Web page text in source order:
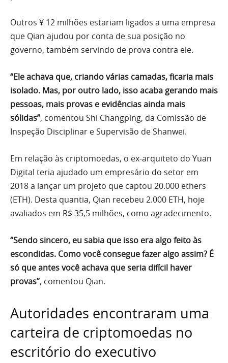
Outros ¥ 12 milhões estariam ligados a uma empresa
que Qian ajudou por conta de sua posição no
governo, também servindo de prova contra ele.
“Ele achava que, criando várias camadas, ficaria mais
isolado. Mas, por outro lado, isso acaba gerando mais
pessoas, mais provas e evidências ainda mais
sólidas”, comentou Shi Changping, da Comissão de
Inspeção Disciplinar e Supervisão de Shanwei.
Em relação às criptomoedas, o ex-arquiteto do Yuan
Digital teria ajudado um empresário do setor em
2018 a lançar um projeto que captou 20.000 ethers
(ETH). Desta quantia, Qian recebeu 2.000 ETH, hoje
avaliados em R$ 35,5 milhões, como agradecimento.
“Sendo sincero, eu sabia que isso era algo feito às
escondidas. Como você consegue fazer algo assim? É
só que antes você achava que seria difícil haver
provas”, comentou Qian.
Autoridades encontraram uma
carteira de criptomoedas no
escritório do executivo